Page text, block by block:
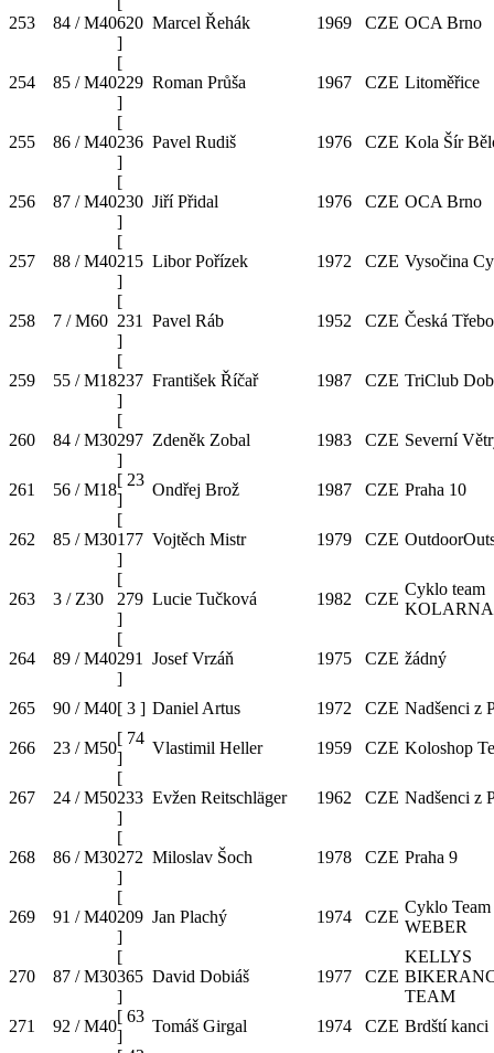
253 84 / M40620
]
Marcel Řehák 1969 CZE OCA Brno
254 85 / M40
[
229
]
Roman Průša 1967 CZE Litoměřice
255 86 / M40
[
236
]
Pavel Rudiš 1976 CZE Kola Šír
256 87 / M40
[
230
]
Jiří Přidal 1976 CZE OCA Brno
257 88 / M40
[
215
]
Libor Pořízek 1972 CZE Vysočina
258 7 / M60
[
231
]
Pavel Ráb 1952 CZE Česká
259 55 / M18
[
237
]
František Říčař 1987 CZE TriClub
260 84 / M30
[
297
]
Zdeněk Zobal 1983 CZE Severní
261 56 / M18
[ 23
]
Ondřej Brož 1987 CZE Praha 10
262 85 / M30
[
177
]
Vojtěch Mistr 1979 CZE
263 3 / Z30
[
279
]
Lucie Tučková 1982 CZE
Cyklo team
KOLARNA
264 89 / M40
[
291
]
Josef Vrzáň 1975 CZE žádný
265 90 / M40[ 3 ] Daniel Artus 1972 CZE Nadšenci z
266 23 / M50
[ 74
]
Vlastimil Heller 1959 CZE Koloshop
267 24 / M50
[
233
]
Evžen Reitschläger 1962 CZE Nadšenci z
268 86 / M30
[
272
]
Miloslav Šoch 1978 CZE Praha 9
269 91 / M40
[
209
]
Jan Plachý 1974 CZE
Cyklo Team
WEBER
270 87 / M30
[
365
]
David Dobiáš 1977 CZE
KELLYS
TEAM
271
92 / M40
[ 63
]
Tomáš Girgal 1974 CZE Brdští kanci